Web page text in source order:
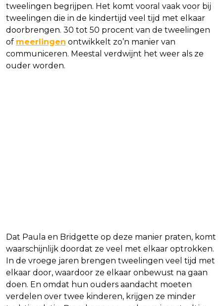
tweelingen begrijpen. Het komt vooral vaak voor bij
tweelingen die in de kindertijd veel tijd met elkaar
doorbrengen. 30 tot 50 procent van de tweelingen
of meerlingen ontwikkelt zo’n manier van
communiceren. Meestal verdwijnt het weer als ze
ouder worden.
Dat Paula en Bridgette op deze manier praten, komt
waarschijnlijk doordat ze veel met elkaar optrokken.
In de vroege jaren brengen tweelingen veel tijd met
elkaar door, waardoor ze elkaar onbewust na gaan
doen. En omdat hun ouders aandacht moeten
verdelen over twee kinderen, krijgen ze minder